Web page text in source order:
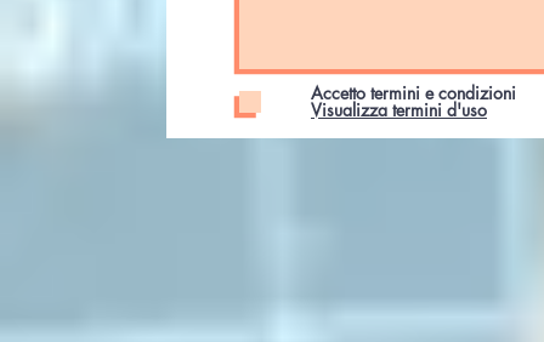
Accetto termini e condizioni
Visualizza termini d'uso